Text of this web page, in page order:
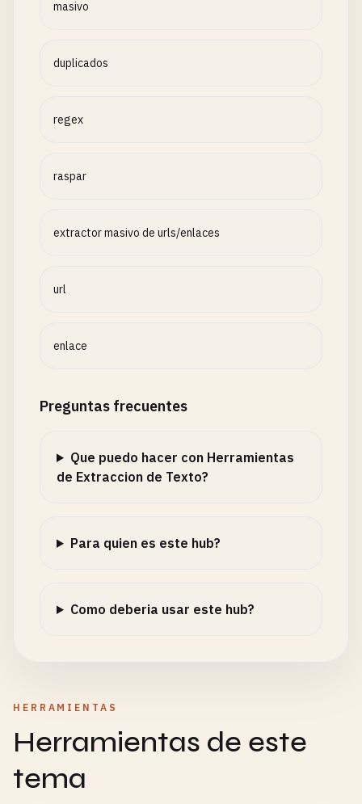
masivo
duplicados
regex
raspar
extractor masivo de urls/enlaces
url
enlace
Preguntas frecuentes
Que puedo hacer con Herramientas
de Extraccion de Texto?
Para quien es este hub?
Como deberia usar este hub?
HERRAMIENTAS
Herramientas de este
tema